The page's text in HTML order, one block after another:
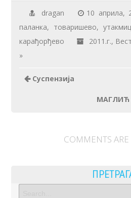
dragan 10 априла,
паланка, товаришево,
карађорђево
2011.г.,
»
Суспензија
МАГЛИЋ
COMMENTS